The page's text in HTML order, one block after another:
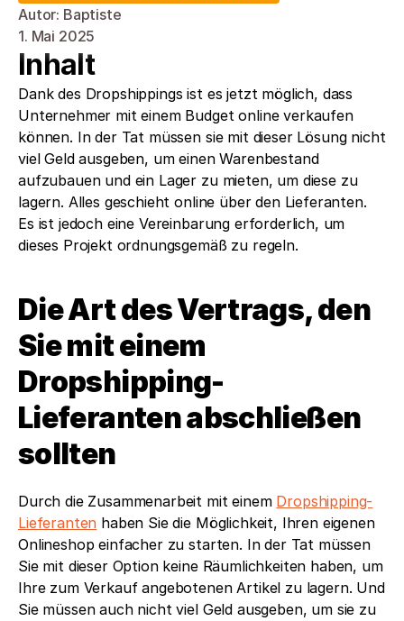
Autor: Baptiste
1. Mai 2025
Inhalt
Dank des Dropshippings ist es jetzt möglich, dass
Unternehmer mit einem Budget online verkaufen
können. In der Tat müssen sie mit dieser Lösung nicht
viel Geld ausgeben, um einen Warenbestand
aufzubauen und ein Lager zu mieten, um diese zu
lagern. Alles geschieht online über den Lieferanten.
Es ist jedoch eine Vereinbarung erforderlich, um
dieses Projekt ordnungsgemäß zu regeln.
Die Art des Vertrags, den
Sie mit einem
Dropshipping-
Lieferanten abschließen
sollten
Durch die Zusammenarbeit mit einem Dropshipping-
Lieferanten haben Sie die Möglichkeit, Ihren eigenen
Onlineshop einfacher zu starten. In der Tat müssen
Sie mit dieser Option keine Räumlichkeiten haben, um
Ihre zum Verkauf angebotenen Artikel zu lagern. Und
Sie müssen auch nicht viel Geld ausgeben, um sie zu